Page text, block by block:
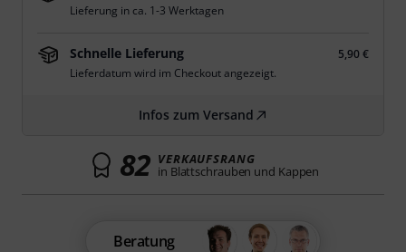
Lieferung in ca. 1-3 Werktagen
Schnelle Lieferung
5,90 €
Lieferdatum wird im Checkout angezeigt.
Infos zum Versand
82 VERKAUFSRANG
in Blattschrauben und Kappen
Beratung